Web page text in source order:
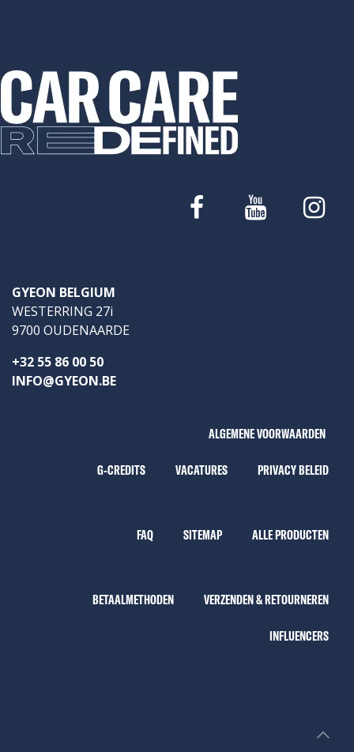
GYEON BELGIUM
WESTERRING 27i
9700 OUDENAARDE
+32 55 86 00 50
INFO@GYEON.BE
ALGEMENE VOORWAARDEN
G-CREDITS VACATURES PRIVACY BELEID
FAQ SITEMAP ALLE PRODUCTEN
BETAALMETHODEN VERZENDEN & RETOURNEREN
INFLUENCERS